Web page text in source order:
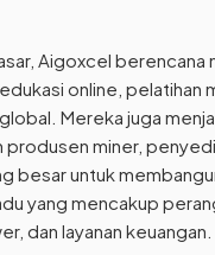
Aigoxcel berencana
online, pelatihan
Mereka juga
miner,
besar untuk
yang mencakup
dan layanan keuangan.